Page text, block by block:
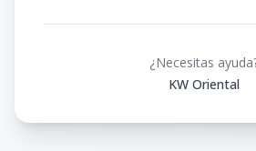
¿Necesitas
KW Oriental